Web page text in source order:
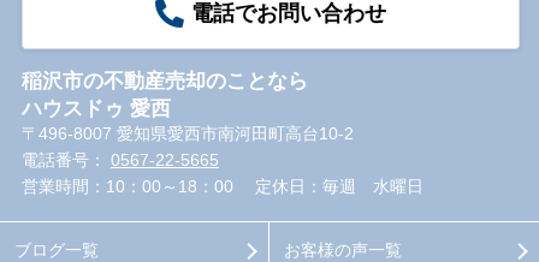
電話でお問い合わせ
稲沢市の不動産売却のことなら
ハウスドゥ 愛西
〒496-8007 愛知県愛西市南河田町高台10-2
電話番号： 0567-22-5665
営業時間：10：00～18：00
定休日：毎週 水曜日
ブログ一覧 お客様の声一覧